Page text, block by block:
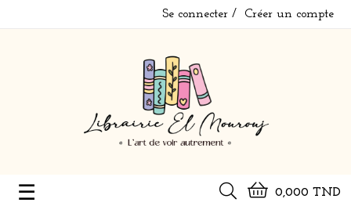
Se connecter Créer un compte
0,000 TND
Basculer
☰